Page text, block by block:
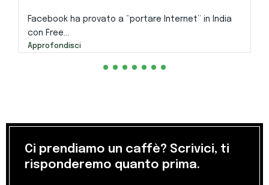
Facebook ha provato a “portare Internet” in India
con Free...
Approfondisci
Ci prendiamo un caffè? Scrivici, ti
risponderemo quanto prima.